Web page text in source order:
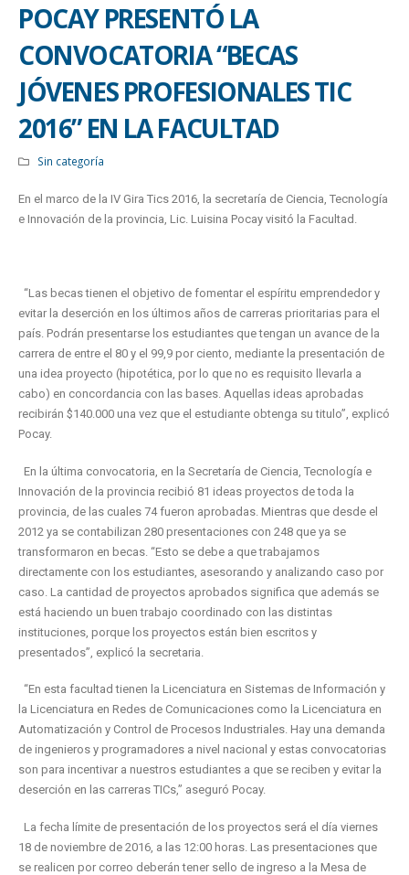
POCAY PRESENTÓ LA
CONVOCATORIA “BECAS
JÓVENES PROFESIONALES TIC
2016” EN LA FACULTAD
Sin categoría
En el marco de la IV Gira Tics 2016, la secretaría de Ciencia, Tecnología
e Innovación de la provincia, Lic. Luisina Pocay visitó la Facultad.
“Las becas tienen el objetivo de fomentar el espíritu emprendedor y
evitar la deserción en los últimos años de carreras prioritarias para el
país. Podrán presentarse los estudiantes que tengan un avance de la
carrera de entre el 80 y el 99,9 por ciento, mediante la presentación de
una idea proyecto (hipotética, por lo que no es requisito llevarla a
cabo) en concordancia con las bases. Aquellas ideas aprobadas
recibirán $140.000 una vez que el estudiante obtenga su titulo”, explicó
Pocay.
En la última convocatoria, en la Secretaría de Ciencia, Tecnología e
Innovación de la provincia recibió 81 ideas proyectos de toda la
provincia, de las cuales 74 fueron aprobadas. Mientras que desde el
2012 ya se contabilizan 280 presentaciones con 248 que ya se
transformaron en becas. “Esto se debe a que trabajamos
directamente con los estudiantes, asesorando y analizando caso por
caso. La cantidad de proyectos aprobados significa que además se
está haciendo un buen trabajo coordinado con las distintas
instituciones, porque los proyectos están bien escritos y
presentados”, explicó la secretaria.
“En esta facultad tienen la Licenciatura en Sistemas de Información y
la Licenciatura en Redes de Comunicaciones como la Licenciatura en
Automatización y Control de Procesos Industriales. Hay una demanda
de ingenieros y programadores a nivel nacional y estas convocatorias
son para incentivar a nuestros estudiantes a que se reciben y evitar la
deserción en las carreras TICs,” aseguró Pocay.
La fecha límite de presentación de los proyectos será el día viernes
18 de noviembre de 2016, a las 12:00 horas. Las presentaciones que
se realicen por correo deberán tener sello de ingreso a la Mesa de